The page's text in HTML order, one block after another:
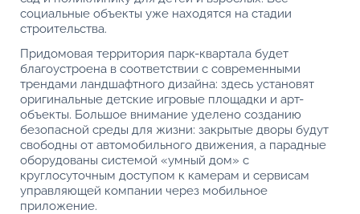
социальные объекты уже находятся на стадии
строительства.
Придомовая территория парк-квартала будет
благоустроена в соответствии с современными
трендами ландшафтного дизайна: здесь установят
оригинальные детские игровые площадки и арт-
объекты. Большое внимание уделено созданию
безопасной среды для жизни: закрытые дворы будут
свободны от автомобильного движения, а парадные
оборудованы системой «умный дом» с
круглосуточным доступом к камерам и сервисам
управляющей компании через мобильное
приложение.